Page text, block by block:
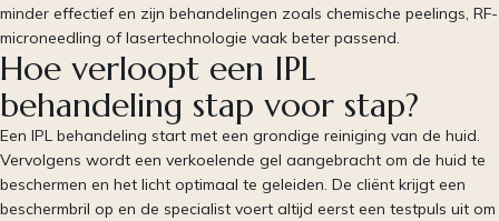
minder effectief en zijn behandelingen zoals chemische peelings, RF-
microneedling of lasertechnologie vaak beter passend.
Hoe verloopt een IPL
behandeling stap voor stap?
Een IPL behandeling start met een grondige reiniging van de huid.
Vervolgens wordt een verkoelende gel aangebracht om de huid te
beschermen en het licht optimaal te geleiden. De cliënt krijgt een
beschermbril op en de specialist voert altijd eerst een testpuls uit om